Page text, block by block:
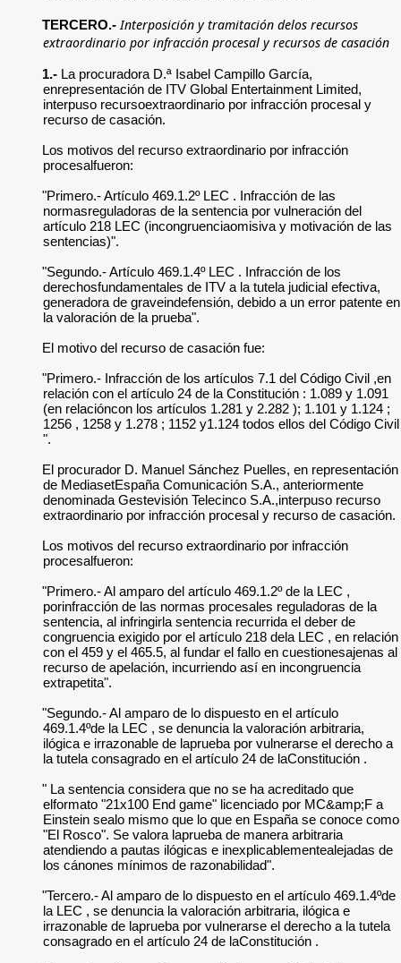
TERCERO.- Interposición y tramitación delos recursos
extraordinario por infracción procesal y recursos de casación
1.- La procuradora D.ª Isabel Campillo García,
enrepresentación de ITV Global Entertainment Limited,
interpuso recursoextraordinario por infracción procesal y
recurso de casación.
Los motivos del recurso extraordinario por infracción
procesalfueron:
"Primero.- Artículo 469.1.2º LEC . Infracción de las
normasreguladoras de la sentencia por vulneración del
artículo 218 LEC (incongruenciaomisiva y motivación de las
sentencias)".
"Segundo.- Artículo 469.1.4º LEC . Infracción de los
derechosfundamentales de ITV a la tutela judicial efectiva,
generadora de graveindefensión, debido a un error patente en
la valoración de la prueba".
El motivo del recurso de casación fue:
"Primero.- Infracción de los artículos 7.1 del Código Civil ,en
relación con el artículo 24 de la Constitución : 1.089 y 1.091
(en relacióncon los artículos 1.281 y 2.282 ); 1.101 y 1.124 ;
1256 , 1258 y 1.278 ; 1152 y1.124 todos ellos del Código Civil
".
El procurador D. Manuel Sánchez Puelles, en representación
de MediasetEspaña Comunicación S.A., anteriormente
denominada Gestevisión Telecinco S.A.,interpuso recurso
extraordinario por infracción procesal y recurso de casación.
Los motivos del recurso extraordinario por infracción
procesalfueron:
"Primero.- Al amparo del artículo 469.1.2º de la LEC ,
porinfracción de las normas procesales reguladoras de la
sentencia, al infringirla sentencia recurrida el deber de
congruencia exigido por el artículo 218 dela LEC , en relación
con el 459 y el 465.5, al fundar el fallo en cuestionesajenas al
recurso de apelación, incurriendo así en incongruencia
extrapetita".
"Segundo.- Al amparo de lo dispuesto en el artículo
469.1.4ºde la LEC , se denuncia la valoración arbitraria,
ilógica e irrazonable de laprueba por vulnerarse el derecho a
la tutela consagrado en el artículo 24 de laConstitución .
" La sentencia considera que no se ha acreditado que
elformato "21x100 End game" licenciado por MC&amp;F a
Einstein sealo mismo que lo que en España se conoce como
"El Rosco". Se valora laprueba de manera arbitraria
atendiendo a pautas ilógicas e inexplicablementealejadas de
los cánones mínimos de razonabilidad".
"Tercero.- Al amparo de lo dispuesto en el artículo 469.1.4ºde
la LEC , se denuncia la valoración arbitraria, ilógica e
irrazonable de laprueba por vulnerarse el derecho a la tutela
consagrado en el artículo 24 de laConstitución .